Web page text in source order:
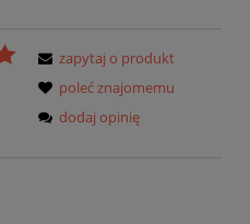
zapytaj o produkt
poleć znajomemu
dodaj opinię